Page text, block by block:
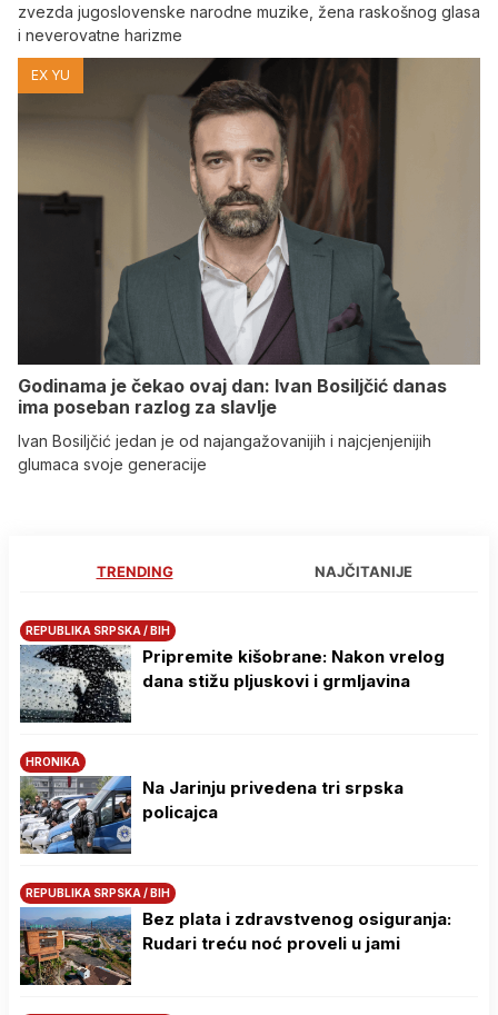
zvezda jugoslovenske narodne muzike, žena raskošnog glasa
i neverovatne harizme
EX YU
Godinama je čekao ovaj dan: Ivan Bosiljčić danas
ima poseban razlog za slavlje
Ivan Bosiljčić jedan je od najangažovanijih i najcjenjenijih
glumaca svoje generacije
TRENDING NAJČITANIJE
REPUBLIKA SRPSKA / BIH
Pripremite kišobrane: Nakon vrelog
dana stižu pljuskovi i grmljavina
HRONIKA
Na Јarinju privedena tri srpska
policajca
REPUBLIKA SRPSKA / BIH
Bez plata i zdravstvenog osiguranja:
Rudari treću noć proveli u jami